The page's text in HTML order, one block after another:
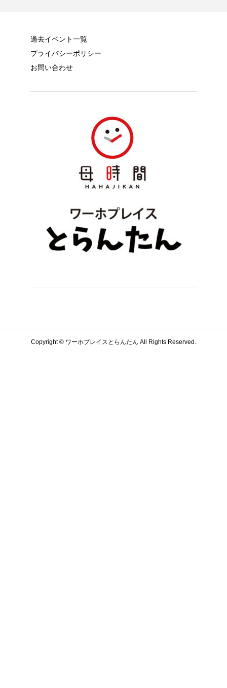
過去イベント一覧
プライバシーポリシー
お問い合わせ
Copyright © ワーホプレイスとらんたん All Rights Reserved.